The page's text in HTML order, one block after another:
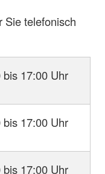
Sie telefonisch
bis 17:00 Uhr
bis 17:00 Uhr
bis 17:00 Uhr